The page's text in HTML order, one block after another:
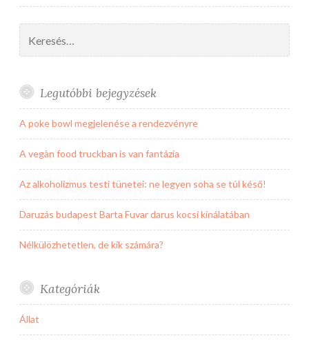
Legutóbbi bejegyzések
A poke bowl megjelenése a rendezvényre
A vegàn food truckban is van fantázia
Az alkoholizmus testi tünetei: ne legyen soha se túl késő!
Daruzás budapest Barta Fuvar darus kocsi kínálatában
Nélkülözhetetlen, de kik számára?
Kategóriák
Állat